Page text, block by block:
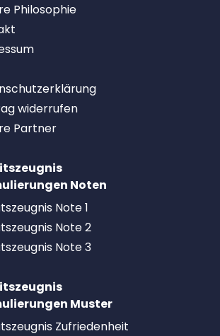
Philosophie
widerrufen
Partner
Noten
Note 1
Note 2
Note 3
Muster
Zufriedenheit